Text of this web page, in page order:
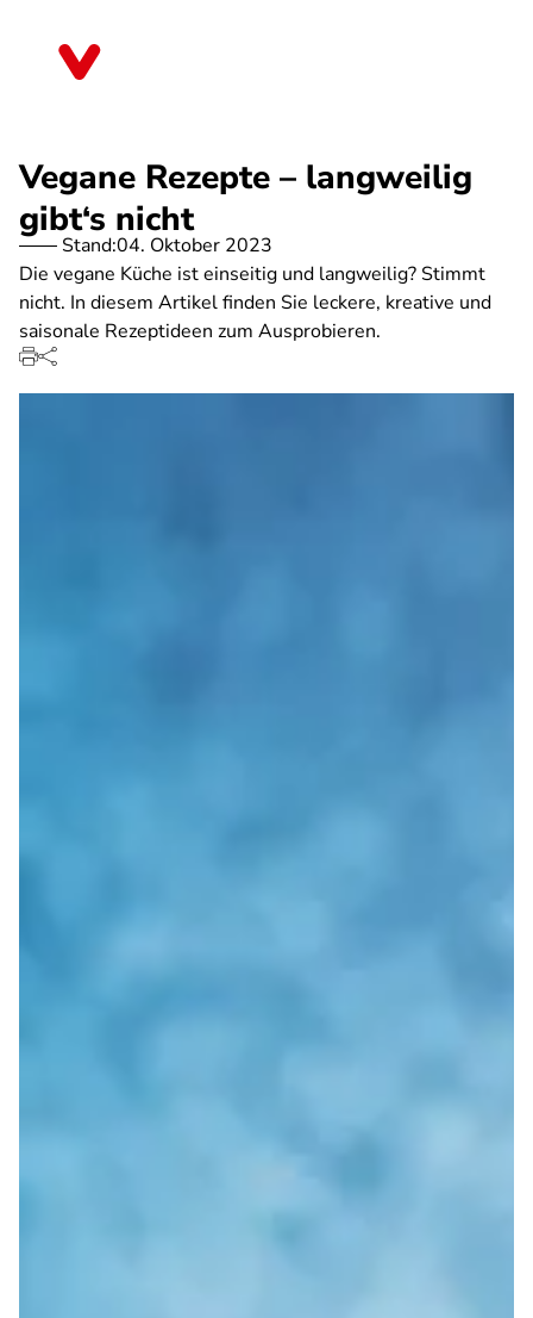
Vegane Rezepte – langweilig
gibt‘s nicht
Stand:04. Oktober 2023
Die vegane Küche ist einseitig und langweilig? Stimmt
nicht. In diesem Artikel finden Sie leckere, kreative und
saisonale Rezeptideen zum Ausprobieren.